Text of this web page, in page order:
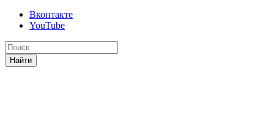
Вконтакте
YouTube
Найти